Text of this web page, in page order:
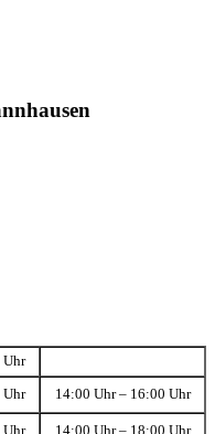
Uhr
Uhr 14:00 Uhr – 16:00 Uhr